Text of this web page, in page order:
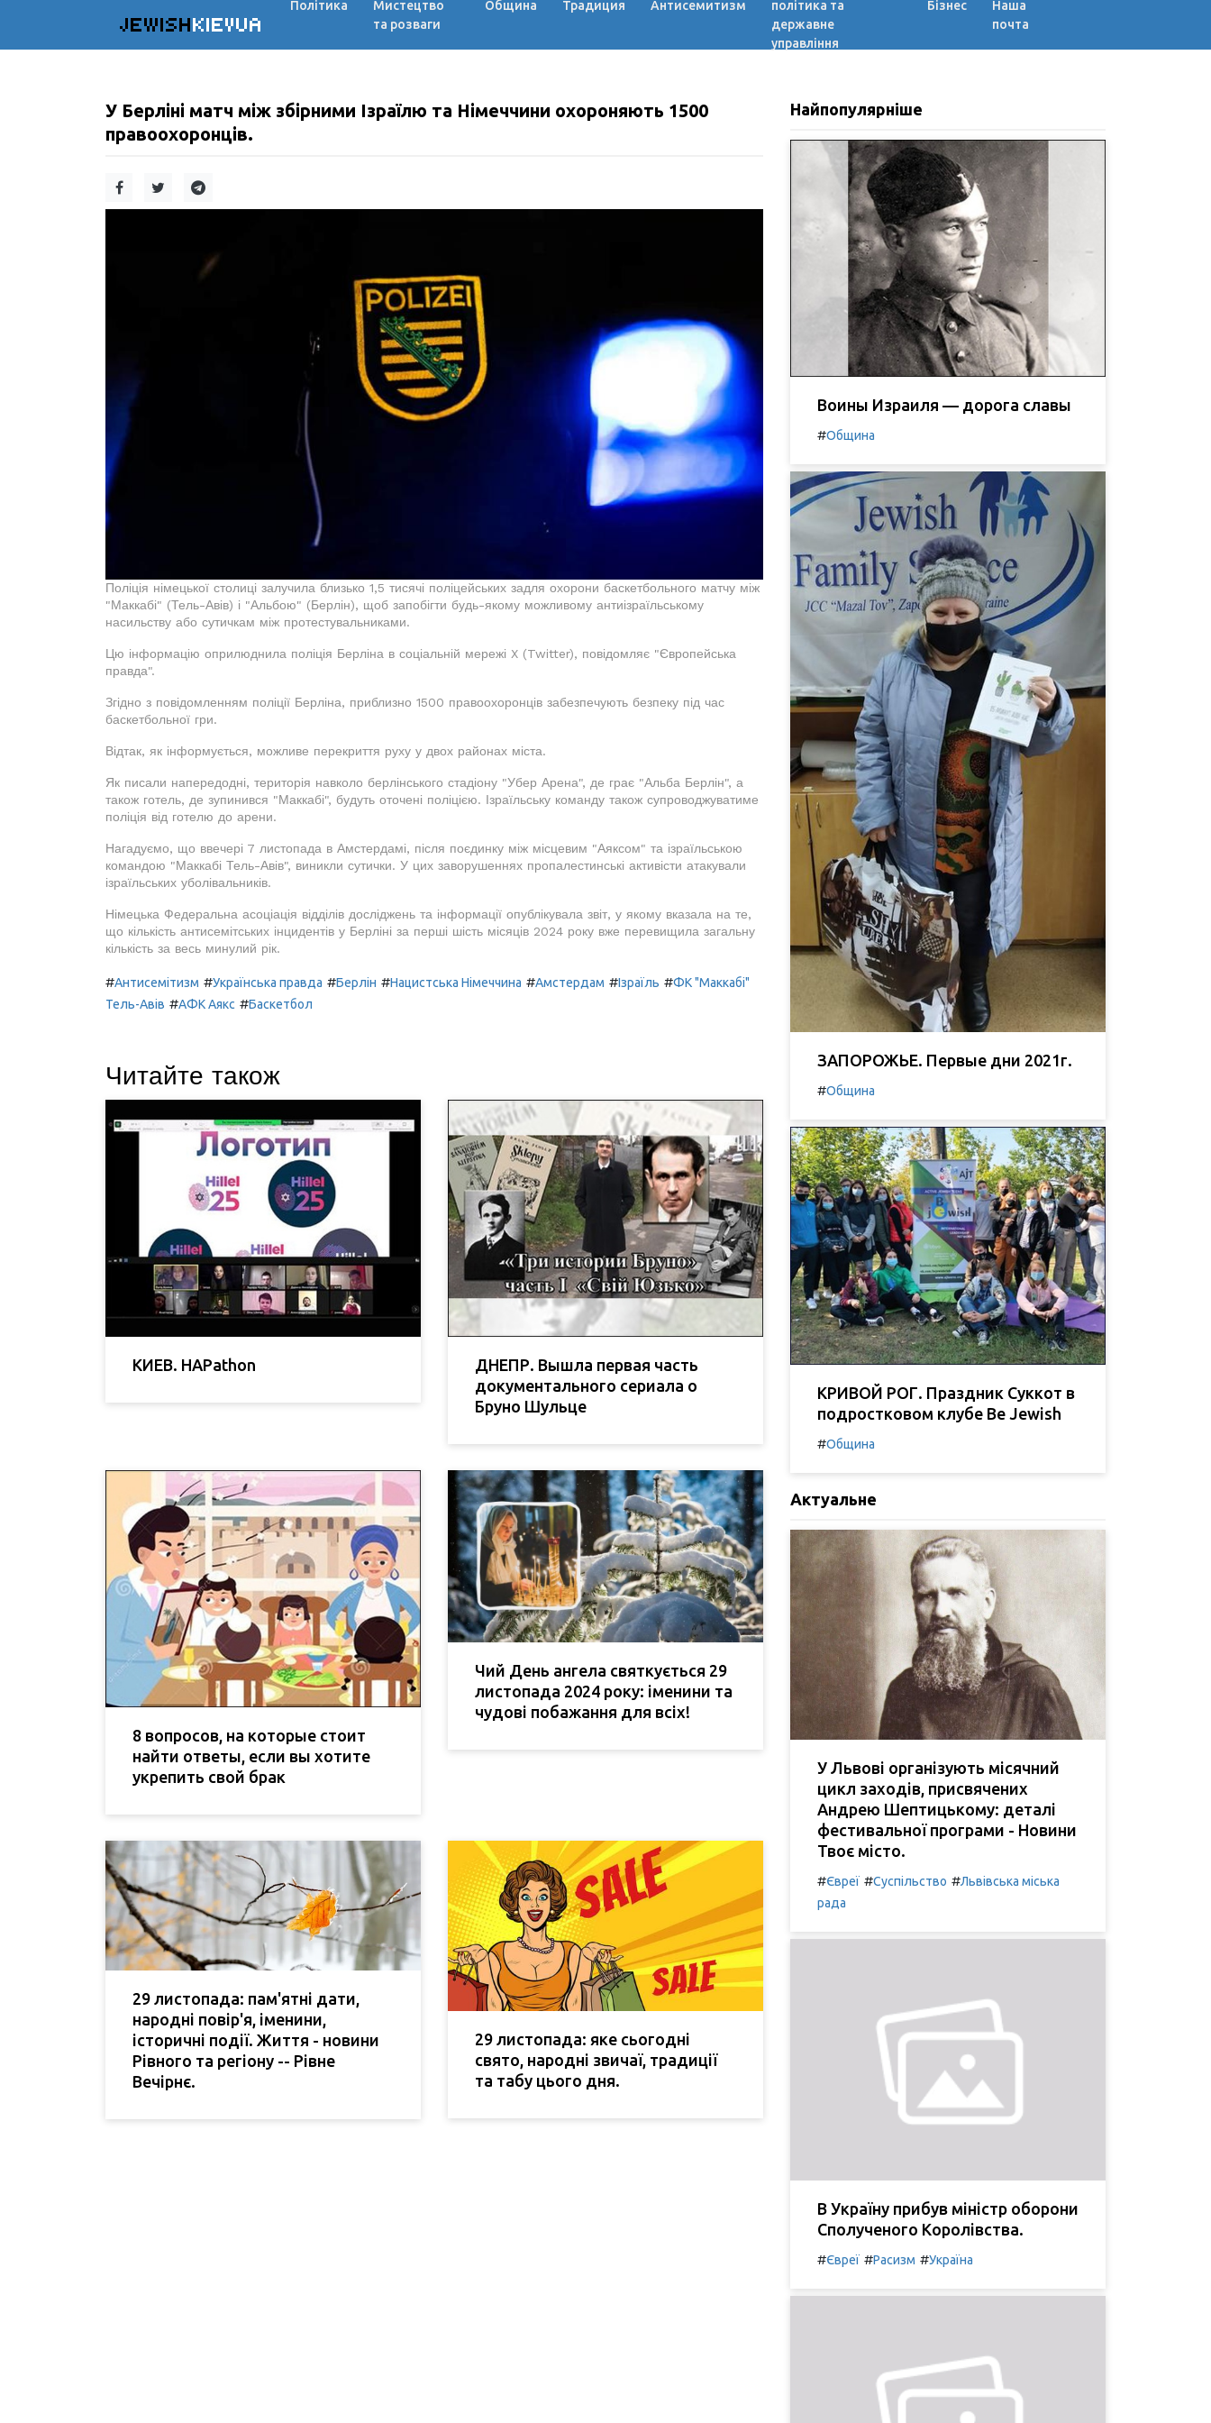
JEWISHKIEVUA
Політика
Мистецтво
та розваги
Община Традиция Антисемитизм
політика та
державне
управління
Бізнес
Наша
почта
У Берліні матч між збірними Ізраїлю та Німеччини охороняють 1500
правоохоронців.
Поліція німецької столиці залучила близько 1,5 тисячі поліцейських задля охорони баскетбольного матчу між
"Маккабі" (Тель-Авів) і "Альбою" (Берлін), щоб запобігти будь-якому можливому антиізраїльському
насильству або сутичкам між протестувальниками.
Цю інформацію оприлюднила поліція Берліна в соціальній мережі X (Twitter), повідомляє "Європейська
правда".
Згідно з повідомленням поліції Берліна, приблизно 1500 правоохоронців забезпечують безпеку під час
баскетбольної гри.
Відтак, як інформується, можливе перекриття руху у двох районах міста.
Як писали напередодні, територія навколо берлінського стадіону "Убер Арена", де грає "Альба Берлін", а
також готель, де зупинився "Маккабі", будуть оточені поліцією. Ізраїльську команду також супроводжуватиме
поліція від готелю до арени.
Нагадуємо, що ввечері 7 листопада в Амстердамі, після поєдинку між місцевим "Аяксом" та ізраїльською
командою "Маккабі Тель-Авів", виникли сутички. У цих заворушеннях пропалестинські активісти атакували
ізраїльських уболівальників.
Німецька Федеральна асоціація відділів досліджень та інформації опублікувала звіт, у якому вказала на те,
що кількість антисемітських інцидентів у Берліні за перші шість місяців 2024 року вже перевищила загальну
кількість за весь минулий рік.
#Антисемітизм #Українська правда #Берлін #Нацистська Німеччина #Амстердам #Ізраїль #ФК "Маккабі"
Тель-Авів #АФК Аякс #Баскетбол
Читайте також
КИЕВ. HAPathon
ДНЕПР. Вышла первая часть
документального сериала о
Бруно Шульце
8 вопросов, на которые стоит
найти ответы, если вы хотите
укрепить свой брак
Чий День ангела святкується 29
листопада 2024 року: іменини та
чудові побажання для всіх!
29 листопада: пам'ятні дати,
народні повір'я, іменини,
історичні події. Життя - новини
Рівного та регіону -- Рівне
Вечірнє.
29 листопада: яке сьогодні
свято, народні звичаї, традиції
та табу цього дня.
Найпопулярніше
Воины Израиля — дорога славы
#Община
ЗАПОРОЖЬЕ. Первые дни 2021г.
#Община
КРИВОЙ РОГ. Праздник Суккот в
подростковом клубе Be Jewish
#Община
Актуальне
У Львові організують місячний
цикл заходів, присвячених
Андрею Шептицькому: деталі
фестивальної програми - Новини
Твоє місто.
#Євреї #Суспільство #Львівська міська
рада
В Україну прибув міністр оборони
Сполученого Королівства.
#Євреї #Расизм #Україна